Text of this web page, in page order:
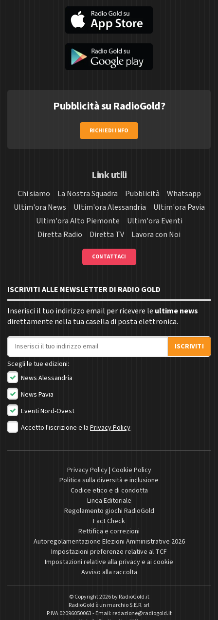
Pubblicità su RadioGold?
RICHIEDI INFO
Link utili
Chi siamo La Nostra Squadra Pubblicità
Whatsapp
Ultim'ora News
Ultim'ora Alessandria
Ultim'ora Pavia
Ultim'ora Alto Piemonte
Ultim'ora Eventi
Diretta Radio
Diretta TV Lavora con Noi
CONTATTACI
ISCRIVITI ALLE NEWSLETTER DI RADIO GOLD
Inserisci il tuo indirizzo email per ricevere le ultime news
direttamente nella tua casella di posta elettronica.
Indirizzo email
ISCRIVITI
Scegli le tue edizioni:
News Alessandria
News Pavia
Eventi Nord-Ovest
Accetto l'iscrizione e la Privacy Policy
Privacy Policy| Cookie Policy
Politica sulla diversità e inclusione
Codice etico e di condotta
Linea Editoriale
Regolamento giochi RadioGold
Fact Check
Rettifica e correzioni
Autoregolamentazione Elezioni Amministrative 2026
Impostazioni preferenze relative al TCF
Impostazioni relative alla privacy e ai cookie
Avviso alla raccolta
© Copyright 2026 byRadioGold.it
RadioGold è un marchio S.E.R. srl
P.IVA 02096050063 - Email: redazione@radiogold.it